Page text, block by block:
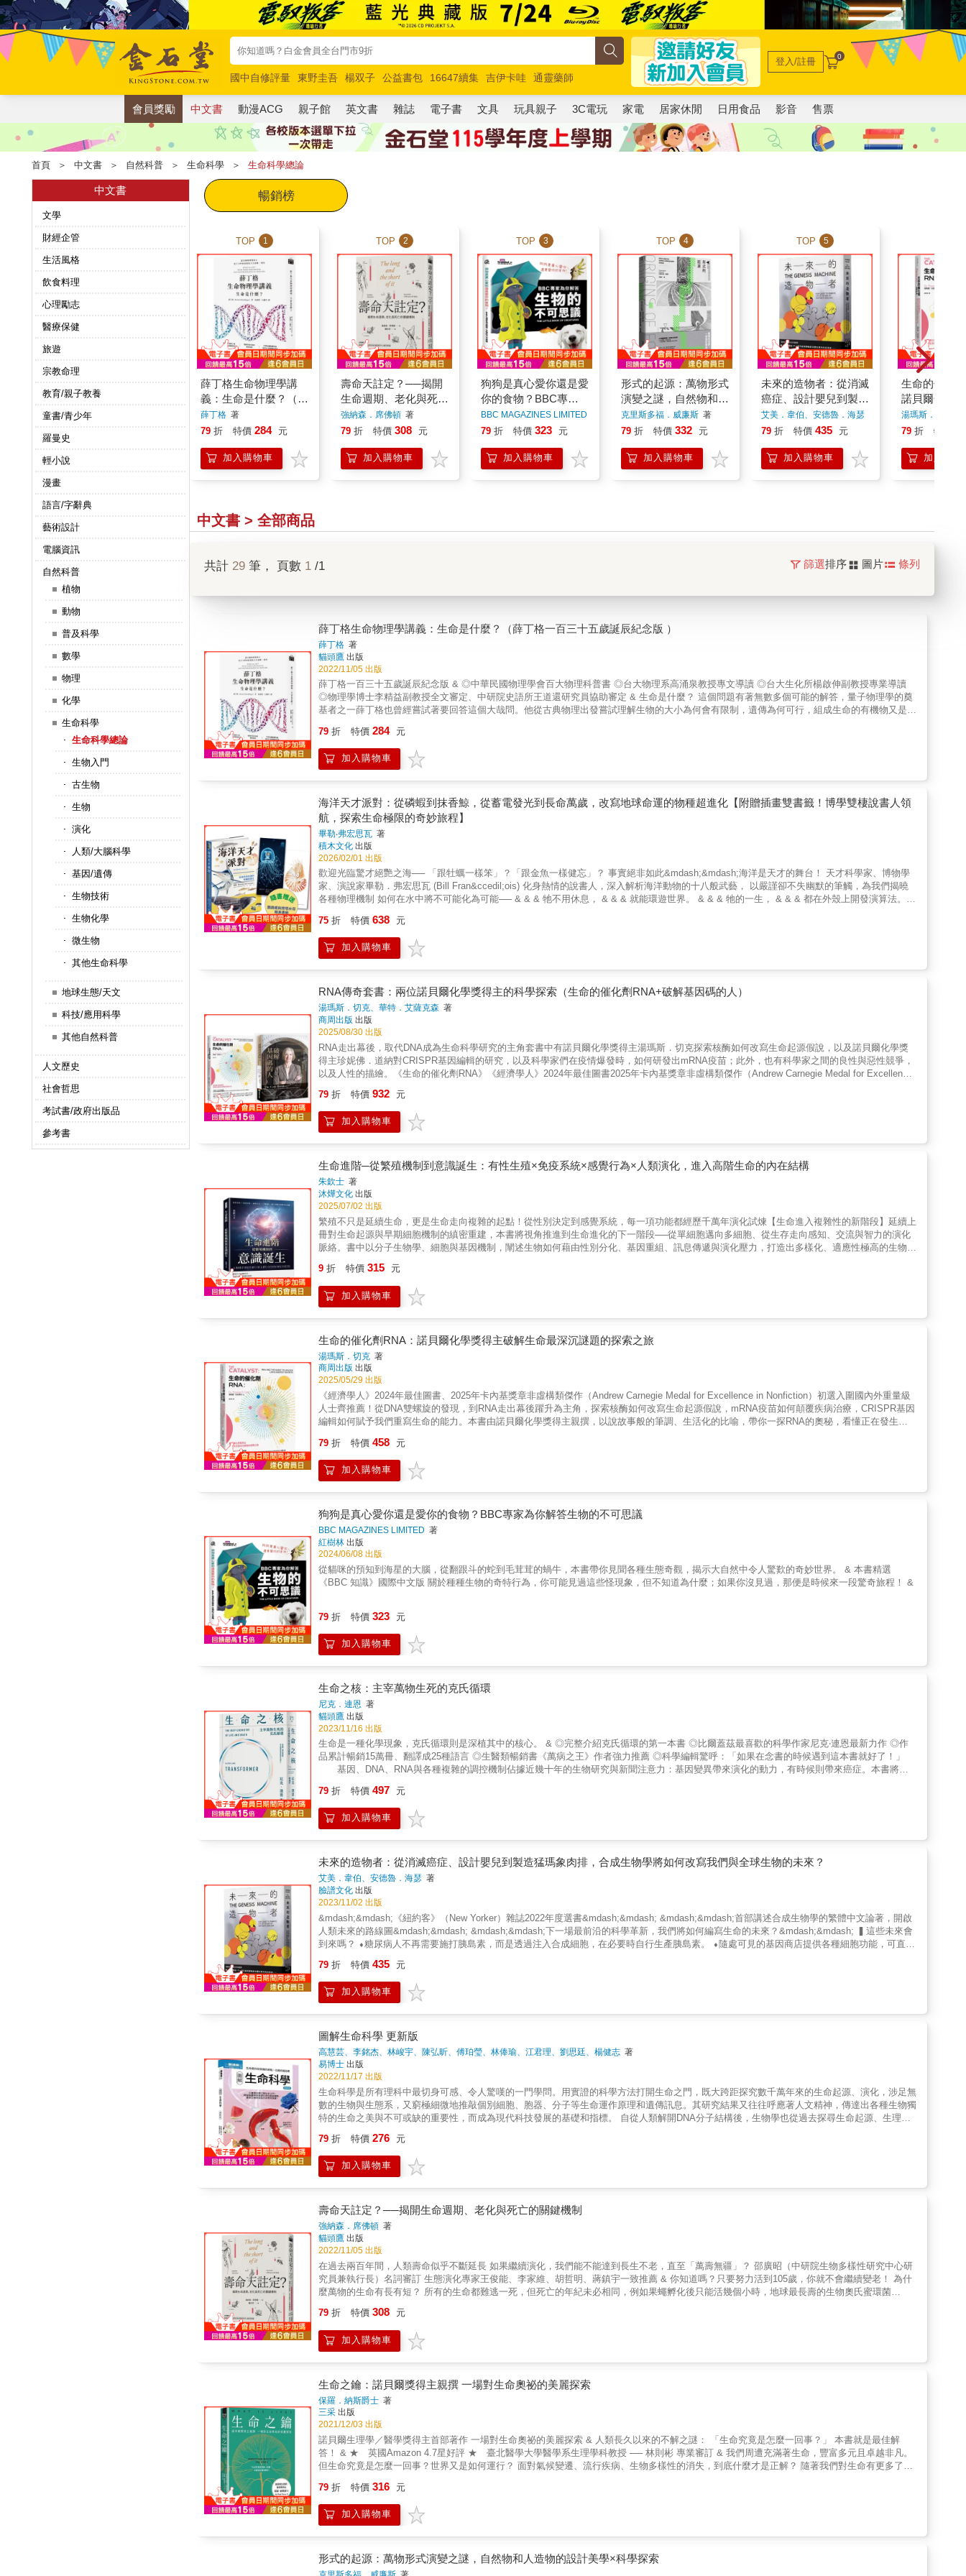
國中自修評量 東野圭吾 楊双子 公益書包 16647續集 吉伊卡哇
通靈藥師
唯紅花綻放
奧德賽 路邊攤新作 馬斯克 玩具總動員5 超慢跑
登入/註冊 0
會員獎勵 中文書 動漫ACG 親子館 英文書 雜誌 電子書 文具 玩具親子 3C電玩 家電 居家休閒 日用食品 影音 售票
首頁 ＞ 中文書 ＞ 自然科普 ＞ 生命科學 ＞ 生命科學總論
中文書
文學
財經企管
生活風格
飲食料理
心理勵志
醫療保健
旅遊
宗教命理
教育/親子教養
童書/青少年
羅曼史
輕小說
漫畫
語言/字辭典
藝術設計
電腦資訊
自然科普
植物
動物
普及科學
數學
物理
化學
生命科學
生命科學總論
生物入門
古生物
生物
演化
人類/大腦科學
基因/遺傳
生物技術
生物化學
微生物
其他生命科學
地球生態/天文
科技/應用科學
其他自然科普
人文歷史
社會哲思
考試書/政府出版品
參考書
暢銷榜
TOP 1
薛丁格生命物理學講
義：生命是什麼？（薛
丁格一百三十五歲誕辰
紀念版 ）
薛丁格著
79 折 特價 284 元
加入購物車
TOP 2
壽命天註定？──揭開
生命週期、老化與死亡
的關鍵機制
強納森．席佛頓著
79 折 特價 308 元
加入購物車
TOP 3
狗狗是真心愛你還是愛
你的食物？BBC專家
為你解答生物的不可思
議
BBC MAGAZINES LIMITED
著
79 折 特價 323 元
加入購物車
TOP 4
形式的起源：萬物形式
演變之謎，自然物和人
造物的設計美學×科學
探索
克里斯多福．威廉斯著
79 折 特價 332 元
加入購物車
TOP 5
未來的造物者：從消滅
癌症、設計嬰兒到製造
猛瑪象肉排，合成生物
學將如何改寫我們與全
艾美．韋伯、安德魯．海瑟
著
79 折 特價 435 元
加入購物車
生命的催化
諾貝爾化學
生命最深沉
之旅
湯瑪斯．切克
79 折 特價
加入購物
中文書 > 全部商品
共計 29 筆， 頁數 1 /1 篩選排序 圖片 條列
薛丁格生命物理學講義：生命是什麼？（薛丁格一百三十五歲誕辰紀念版 ）
薛丁格 著
貓頭鷹 出版
2022/11/05 出版
薛丁格一百三十五歲誕辰紀念版 & ◎中華民國物理學會百大物理科普書 ◎台大物理系高涌泉教授專文導讀 ◎台大生化所楊啟伸副教授專業導讀
◎物理學博士李精益副教授全文審定、中研院史語所王道還研究員協助審定 & 生命是什麼？ 這個問題有著無數多個可能的解答，量子物理學的奠
基者之一薛丁格也曾經嘗試著要回答這個大哉問。他從古典物理出發嘗試理解生物的大小為何會有限制，遺傳為何可行，組成生命的有機物又是如
DNA結構立下了重要的理論基礎。本書也收錄薛丁格在理解生命時做的另一個嘗試：用科學理解意識是什麼。本書最後是薛丁格於生命尾聲寫下
的一篇自傳，整理了他三十餘年的科學生涯與成長期間受到的深層影響，是了解這位物理學大師的起點。 & 從現代的角度看薛丁格 薛丁格精準預
測遺傳分子的運作過程，在分子生物學、甚至化學對鍵結的了解尚未確立時就導出量子物理現像之於生物化學結構的重要性。這些結果深刻地影響
最詳實明確的理解。此外，台大生化所楊啟伸副教授以及台大物理系高涌泉教授皆特別撰寫專文導讀，充分闡述薛丁格的思想梗概，使讀者更能清
楚掌握本書脈絡。 &
79 折 特價 284 元
加入購物車
海洋天才派對：從磷蝦到抹香鯨，從蓄電發光到長命萬歲，改寫地球命運的物種超進化【附贈插畫雙書籤！博學雙棲說書人領
航，探索生命極限的奇妙旅程】
畢勒‧弗宏思瓦 著
積木文化 出版
2026/02/01 出版
歡迎光臨驚才絕艷之海── 「跟牡蠣一樣笨」？「跟金魚一樣健忘」？ 事實絕非如此&mdash;&mdash;海洋是天才的舞台！ 天才科學家、博物學
家、演說家畢勒．弗宏思瓦 (Bill Fran&ccedil;ois) 化身熱情的說書人，深入解析海洋動物的十八般武藝， 以嚴謹卻不失幽默的筆觸，為我們揭曉
各種物理機制 如何在水中將不可能化為可能── & & & 牠不用休息， & & & 就能環遊世界。 & & & 牠的一生， & & & 都在外殼上開發演算法。 &
朽。 & & & 「本書是一部驚奇之作。人類及其毀滅性的瘋狂舉動，使其他物種面臨生存危機，而本書則在此時引領讀者，學習如何看見周遭生命
的特異才能與驚人之美。」──克萊兒．露芙安（Claire Nouvian）（法國環保活動家、記者、電視製片人、電影導演） 【本書特色】 ◆跟著暢銷
作家探索多種海洋生物的看家本領，讚頌大自然的生命奇蹟。 ◆圖文並茂，插畫精美，沉浸於欣賞精彩絕倫的大海才藝秀。 ◆充滿熱情的敘述，
& & 蓄電的電鱝、 & & & 存活超過一萬年的海綿&hellip;&hellip; & & & 對於懂得觀察牠們的人來說，一些魚類、軟體動物和貝類都可以成為地球
未來的工程師、航海家、繪畫高手和醫生。 & & & 「科學就如同海洋，持續浮現嶄新的事物。就在自覺理解世界全貌的時刻，一片意想不到的
鰭、一抹預料之外的倒影，卻突然顯現&mdash;這正是未知世界的魅力所在。」──後記 【驚艷推薦】 Spark 趙健舜（「潛進台灣」、
「BlueTrend藍色脈動」網站創辦人） 林子皓（中央研究院生物多樣性研究中心副研究員） 張東君（科普作家） 陳天任（國立臺灣海洋大學海洋
生物研究所教授） 曾文宣（《泛科學》《國語日報》專欄作家，高中生物科教師） & & & 「有些書，光是圖片就非常值得閱讀。而當她又具有知
識性（或文學性）的時候，就是絕對需要收藏、珍藏的重點書了。 法國的海洋研究者、雅克&middot;庫斯托(Jacques Cousteau)船長的裝備一直
都是我從小聽、看到大，覺得很羨慕的。這本書中將各種海洋與生物的知識化成易懂、閒聊時的主題，再逐漸融入生活成為常識的手法更是了不
起。 我們常看見台灣，從圍繞著台灣的海洋認識起，不是更有『深度』嗎？」──張東君 & 【魚兒天生會游泳？】 & & & 游泳對於小型魚類而
言，有可能是伴隨一生的挑戰&mdash;&mdash;隨著體型成長，魚類必須持續學習游泳的方式，每個階段有所不同。大多數魚類都是由極其微小的
必須設法在水分子之中，開闢出一條生路，水的黏稠程度就好比人類在蜂蜜中游泳一樣吃力。由於只能緩慢移動，幼體的外表渾圓、布滿鋸齒與棘
刺，頭部巨大。翻車魚的幼體看起來就像是一顆小太陽，外圍兜著一圈三角形的光芒。 【魚寶寶的社群網路】 & & & 汪洋中的稚魚，怎樣熟練地
返回千里之外的出生地？體型這麼小，如何確保不會隨波逐流？原來幼體配備了一套強大的演算法，比人類汽車上的電腦的性能還要良好，讓牠們
隨時調整游泳的方向，並配合洋流，逐漸靠近目的地。而且在海洋中，許多動物在產卵後就任其漂流，藉由幼體的擴散，整個海洋得以相互連結，
宛如龐大的網路，沿岸的棲息地也因此能彼此溝通交流。 【沙丁魚決戰鮪魚】 & & & 一群小魚在面對攻擊者時，很少直接反擊。魚群往往會在水
中排列出各種複雜的圖形來干擾敵人，混淆視聽，甚至將掠食者包圍在一個移動的氣泡中，使其迷失方向。然而，鮪魚還留了一手。牠很清楚，魚
群的力量來源，同時也是其弱點所在。大量個體聚集在一起，就像名副其實的「擠沙丁魚」。鮪魚巧妙利用了這一點，在身上點綴了眩目的「電光
藍」條紋，這種顏色會讓沙丁魚更加害怕，靠得更緊，掠食者就只需要衝向擠成一團的魚群就可以了。 【誰是潛水冠軍？】 & & & 海洋哺乳動物
在潛水前不會吸氣，而是盡可能將肺中的空氣排出？原來，如果想潛得非常深，把空氣儲存在肺部並不是個好策略。 & & & 抹香鯨是潛水高手，
最深可達兩千多公尺，但鯨豚類的肺部其實非常小，因為功能並非儲存空氣，若對比其體型，鯨豚肺部所佔的體積，大約只有人類的三分之一！ &
& & 但原來，抹香鯨也不是潛水冠軍。 【小蝦米養活大海】 & & & 磷蝦之於海洋，就如同小麥之於麵包店一樣重要。從巨大的鯨魚到小小的鯖
魚，連同企鵝、海豚、信天翁等數不清的物種，都仰賴磷蝦生存。 & & & 但這不起眼的小蝦米不僅僅是海洋食物鏈的支柱，牠們甚至能影響氣
候。 【越界之徒鮭魚】 & & & 鹽可以分隔魚類，也可以分隔法國人。大家都知道法國人選擇奶油時，分為無鹽及有鹽兩派，各有擁護者。在魚類
的世界中，也有同樣的區隔&mdash;&mdash;淡水魚在海中無法存活太久，而淡水對鹹水魚而言也同等致命。這是因為有一項嚴格的定理，也就是
「滲透作用」，支配著水中所有的生命。 & & & 海裡的魚類需要不停地喝水，而淡水魚則必須不停地排尿&hellip;&hellip;因此就不難理解魚類為何
系，卻罕為人知。 & & & 地球上約有一千萬多種昆蟲，但只有海黽定居在大洋環境。這些水黽不會沉沒，甚至不會被海水弄濕。牠們利用水面本
身的作用力&mdash;&mdash;表面張力，達成媲美耶穌所行的奇事。但從出生那刻起，牠就付出了代價，註定終其一生在水面上行走。 & & & 牠
可以產卵在各種漂浮物之上，隨著海洋塑膠廢料密度漸增，海黽更有了取之不盡的育幼所。 【飛魚與鰹鳥，平行世界穿越者的海空大戰】 & & &
飛魚有個弱點，就是相當美味。鮪魚、鯨魚、旗魚及鬼頭刀，都很樂意把飛魚當成大餐。這些掠食者，是地球上游速名列前茅的動物。飛魚在水中
永無寧日，只要有任何一絲疑慮，就會立即逃向另一個更安全的世界&mdash;&mdash;天空。 & & & 起飛對於飛機與飛魚而言，同樣都是關鍵時
刻。飛魚需要達到足夠的速度才能升空，但最重要的是必須突破水面。事實上，飛魚不僅要克服重力，還要突破液體的表面張力。 & & & 北方鰹
鳥會潛入水深約十五公尺處捕捉獵物，並在水中將其吞入腹中。鰹鳥撞擊海面時，所承受的衝擊力相當於二十三倍重力加速度，每次俯衝的角度只
要出現一點誤差，都可能致命。 & & & 鰹鳥與飛魚，是分屬兩個平行世界的穿越者。兩者相遇時，展開了一場大自然少見的海空戰。雙方各自發
揮看家本領，如同兩棲飛彈。一方是為了飽餐一頓，另一方則是想避免成為盤中飧。 【黑暗深海的光魔法】 & & & 在海中，「光」是珍貴的資
斗篷、3D 眼鏡與其他精彩的奇觀，在水中不過是稀鬆平常的技倆。 & & & 鮟鱇會在嘴前擺動發光的細絲，上當的魚類會誤以為發現獵物，但最後
迎來的卻只有鋒利的牙齒！某些蝦類會噴出發光的嘔吐物，把攻擊者搞得頭暈目眩，就如同章魚噴墨那樣，只不過是「明亮版」。介形蟲的本領更
是驚人&mdash;&mdash;這種身長僅數毫米的甲殼動物，會等到魚兒吞食，排出大量的發光分子，由於害怕引來更大型的掠食者，魚兒只能無奈地
吐出獵物。 【海底的24小時演唱會】 & & & 雖人們很少注意聽，海底世界其實充滿各種聲音。甚至比陸地還嘈雜許多 ！水的密度是空氣的八百
倍，所以傳播聲音的效果更好。如果將頭浸入水中，就能聽到環境中的聲音相當豐富，動物奏出樂音的方式五花八門，足以媲美最優秀的管弦樂
團。 & & & 出身法國海域的大西洋銀身䱛，也是音樂世家的成員之一，常發出巨響。所以阿卡雄灣的傳統漁法，是藉由「聽音」來捕魚。墨西哥
有一種石首魚。一到繁殖季節，發出的叫聲甚至能暫時震聾附近的鯨豚及海獅 ！ & & & 魚類是脊椎動物中的音樂高手，擁有最多不同的發聲機
制，不像鳥類及哺乳類只懂得震動聲帶。事實上，人類樂器使用的聲學技術，全部都可以在海洋生物身上找到。 【鯊魚除了是捕獵高手，也是海
洋電力專家？】 & & & 「側線」是鯊魚的第六種感官，多虧了它，鯊魚在黑暗中也能自如行動，幾乎能像白天一樣準確辨別方向。 & & & 鯊魚用
來偵測水流動向的神經丘，不僅沿著側線分布，還分布在頭部及身體各處，使這種感官精準得令人難以想像。我們憑著眼睛或耳朵，就能體驗 3D
種感官，其中包括感知電壓！但這感官到底有什麼用處？ 【一百歲只是童年！長壽冠軍是誰？】 & & & 兩百歲的鯨魚，若跟來自極寒之地的「小
頭睡鯊」相比，簡直是小巫見大巫。小頭睡鯊兩百歲時，不過才剛要進入亞成魚階段 ！如果説弓頭鯨見證了《白鯨記》的寫作，那麼小頭睡鯊甚
至活過維京人稱霸海洋的年代。一百歲的時候只是童年。 & & & 然而， 動物壽命最高記錄保持者，既非能返老還童的螯龍蝦，亦非活了一萬七千
年的玻璃海綿。真正永載史冊的，是燈塔水母，因為燈塔水母根本不會死。
75 折 特價 638 元
加入購物車
RNA傳奇套書：兩位諾貝爾化學獎得主的科學探索（生命的催化劑RNA+破解基因碼的人）
湯瑪斯．切克、華特．艾薩克森 著
商周出版 出版
2025/08/30 出版
RNA走出幕後，取代DNA成為生命科學研究的主角套書中有諾貝爾化學獎得主湯瑪斯．切克探索核酶如何改寫生命起源假說，以及諾貝爾化學獎
得主珍妮佛．道納對CRISPR基因編輯的研究，以及科學家們在疫情爆發時，如何研發出mRNA疫苗；此外，也有科學家之間的良性與惡性競爭，
以及人性的描繪。《生命的催化劑RNA》《經濟學人》2024年最佳圖書2025年卡內基獎章非虛構類傑作（Andrew Carnegie Medal for Excellence
諾貝爾化學獎得主親撰，以說故事般的筆調、生活化的比喻，帶你一探RNA的奧秘，看懂正在發生的生物科技變革！曾經有超過半個世紀的時
間，被視為「生命奧秘所在」的DNA主宰著科學界與大眾的想像，DNA儼然成為解開「生命如何開始？是什麼造就了人類？為何人類會生病、衰
老？」等問題的金鑰。然而，過去數十年間，一場革命已悄然上演。在一連串令人讚嘆的發現中，生物化學家湯瑪斯．切克與一群來自不同領域的
中，你將一覽RNA研究的菁華發展：從早期暗示RNA具有非凡力量的實驗，到切克發現RNA能夠催化細胞反應的典範轉移研究，再到即將重塑人
類生命的尖端生物科技。我們將發現，RNA不僅負責啟動生命的時鐘，也會藉由病毒性疾病與癌症來縮短人類的壽命；我們也會看到RNA與老化
的關聯，並探索青春之泉「端粒酶」的黑暗面。此外，我們也得以一窺RNA主導的療法所帶來的驚人前景，如利用RNA重寫生命密碼的革命性工
具CRISPR，在疫情中拯救數百萬人性命的mRNA疫苗，以及更多其他應用，它們將可能改善甚至延長我們的生命，突破自然設定的界限。由當代
重量級科學家所撰寫的《生命的催化劑RNA》，是一本了解當今與未來生物學與醫學的必讀指南。※好評推薦我樂意推薦此書，因為切克博士這本
書是生命科學領域近幾世紀來最重要的科普著作！──國立陽明交通大學終身講座教授／中央研究院院士 吳妍華本書作者湯瑪斯．切克和我曾在
加州大學柏克萊分校化學系的同一間實驗室，同時攻讀博士學位，他那時即已顯露出對實驗過程的熱忱及對實驗結果的認真思考能力。在這本深入
淺出，介紹RNA研究的過去歷史、目前狀況，以及將來生醫重要性的科普書中，我覺得最有趣的就是，作者如何對一個當時幾乎無人可以接受的
重大發現鍥而不捨，並建立了RNA在生物演化和基礎生物學上的嶄新角色。我很榮幸並毫無保留地，推薦此書給所有在台灣生物科學領域做研究
中央研究院院士 姚孟肇《生命的催化劑RNA》這本由諾貝爾化學獎得主湯瑪斯．切克博士親筆撰寫的科學探索之作，以深入淺出的方式，引領
讀者認識RNA分子在生命中扮演的關鍵角色，開啟一段探索生命起源與運作奧秘的知識旅程。透過本書，我們得以一窺生命最深層的密碼，並激
發對生命本質與未來的深層思索與無限想像。《生命的催化劑RNA》不僅是一場精彩的科學之旅，更是一扇啟迪生命奧秘的智慧之窗，誠摯推薦
物，更是一盞鼓舞科學後進的明燈，無論是研究人員、醫療從業者，還是對生命奧秘感到好奇的讀者，都值得打開本書，看見RNA的靈活與創造
力，以及一位成功的研究者如何在失敗與意外中一步步地改寫歷史。──國立臺灣大學醫學院微生物科學研究所助理教授 曾紀綱切克博士讓我們
看見科學不只是冷硬知識的堆砌，而是科學家懷著強烈的好奇心和無限的熱情去探索未知，最後在嚴謹的研究背後看見生命的微妙與壯麗。──中
央研究院生物醫學研究所特聘研究員 譚婉玉諾貝爾獎得主湯瑪斯．切克以一個兼具啟發性與吸引力的故事，帶領我們進入RNA的世界。對形塑
生命以及驅動科學與醫學未來的分子感興趣的讀者，必然不能錯過本書。——2020年諾貝爾化學獎得主／CRISPR基因編輯技術共同發明者與創新
基因體研究所創辦人 珍妮佛．道納（Jennifer Doudna）本書帶領我們了解到，在RNA崛起成為本世紀分子的背後，有著許多令人難以置信卻真
實發生過的故事。切克運用創意的比喻，生動描寫出科學與科學家的故事。——2009年諾貝爾生醫獎得主／加州大學聖塔克魯斯分校分子、細胞
與治療疾病上也益發有用。這本由世界頂尖RNA專家所寫的絕妙著作，是任何對生物與醫療科學感興趣的讀者必讀之作。——2001年諾貝爾生醫
獎得主／《生命之鑰》（What Is Life?: Understand Biology in Five Steps）作者 保羅．納斯（Paul Nurse）湯瑪斯．切克這位全球頂尖分子生
物學家為RNA譜出了一首愛之曲。在本書中，他揭開了RNA可以做到但與RNA相關且名聲更響的DNA卻做不到之事。RNA以英雄之姿現身，讀者
的專業領域，以說故事的方式，層層揭示RNA在細胞內的各項功能發現，從淺入深，循序漸進地為讀者鋪陳RNA研究的全貌。唯有切克教授能以
如此獨特而動人的敘述方式，傳達出研究RNA所帶來的興奮與無限期待。──美國加州大學舊金山分校醫學系副教授 黃威龍湯瑪斯．切克帶領我
們進入所謂的RNA時代。當其他人專注於DNA時，切克則在探究當時較不為人知、但能夠創造生命物質的奇妙RNA分子，這種分子同時也是生命
起源的關鍵。本書生動描寫了RNA的奇蹟以及形塑了我們的未來的發現，包括了疫苗與基因編輯工具等等。我很高興切克寫了這本書。——《紐
約時報》王牌銷暢作家 華特．艾薩克森（Walter Isaacson），著有《達文西傳》與《破解基因碼的人》（繁中版皆為商周出版）《破解基因碼
的人》一出版就空降《紐約時報》暢銷排行榜第1名亞馬遜書店2021年3月選書亞馬遜書店四千多則評價，平均4.7 顆星Goodreads七千多則讀者評
價，平均4.4顆星。《賈伯斯傳》、《達文西傳》作者華特．艾薩克森作品2020年諾貝爾化學獎得主珍妮佛．道納傳記，她的研究足以改變人類歷
「CRISPR-Cas9」的基因剪刀，能極其精準的改變動植物和微生物的DNA而獲得諾貝爾化學獎。諾貝爾化學獎至今共有183位得主，但僅有5位女
天放學回家時，發現父親在她床上放了一本書名為《雙螺旋》的平裝書。她把書往旁邊一擺，想著這大概又是一本自己熱愛的偵探小說。等到某個
下著雨的週六開始看這本書後，她知道，從某個角度來說，自己猜對了。隨著書頁的翻動，書中競相發現生命密碼競賽背後的高潮跌起劇情，讓道
納愈發入迷。後來就算她的高中輔導老師告訴她女孩子不會成為科學家，她依然決定朝著科學家之路勇往直前。想要瞭解大自然運作方式的渴望以
及希望把發現轉為發明的熱情，一路驅使道納向前走，並邁入了《雙螺旋》作者詹姆斯．華生所告訴她的，繼他與其他人共同發現DNA結構之後
的最重要生物學進程當中。她與合作者將自然界的一個奇特現象，改造成了一項可以改變人類的發明──可以編輯DNA的簡易工具。被眾人稱為
CRISPR的這項工具，開啟了一個帶來醫藥奇蹟的美麗新世界，但同時也引發了諸多道德問題。在CRISPR的研發過程中，道納與共同獲得諾貝爾
獎的夏彭蒂耶之間的友誼和競合關係、道納與其研究室夥伴的相互支持、道納與其他研究CRISPR科學家間的論文發表時間賽跑……，各種人性的
考驗與科學家間的良性與惡性競爭逐漸浮上檯面，也造成了日後的專利大戰、生技公司商業競爭、基因編輯寶寶的道德議題，這究竟是生物科學之
幸或不幸？協助發現了基因剪刀後，道納成了道德議題角力的主導人物之一，同時也在2020年與她的合作夥伴埃瑪紐埃爾．夏彭蒂耶共同榮獲諾
貝爾化學獎。新冠疫情蔓延全球，於是CRISPR被迅速轉為應用來抵禦病毒、研發疫苗，道納也肩負起領頭羊的責任，召集相關研究科學家，大家
摒棄成見，並肩合作，共享智慧財產權，一起為抗疫努力！珍妮佛．道納的故事有如一則扣人心弦的偵探故事，故事中有著從生命起源到人類物種
未來的最深奧自然驚奇。※好評推薦《破解基因碼的人》大部分的篇幅呈現了 CRISPR 基因編輯技術發展中，各個研究團隊既競爭又合作的面
向，從學術發表的期程、申請專利的競爭、第一個基因編輯人類胚胎的誕生、到冠狀病毒檢測，作者的生動筆觸牽引著我的每一個神經細胞，讓我
如同閱讀偵探小說般無法中斷。──臺大生命科學院副院長、生命科學系教授 丁照棣雖然過去已有許多關於CRISPR的報導和書籍，但都不及本
書作者 Walter Isaacson精彩的真實筆錄，完整描繪出雲霄飛車般的CRISPR 開發心路歷程。本書如同時光機一般，彷彿把我帶回到當年 Dr.
對於科學程序的捕捉，極其出色，連機率在其中所扮演的角色，都沒有錯過。實驗台上的辛苦工作、靈感的閃現，作為創意鍋釜的會議重要性、有
時候友善，有時候不太友善的競爭，以及共同的目標感，全都在他的敘述中躍然眼前。《破解基因碼的人》描述一支隨著時間的音樂翩然起跳的舞
蹈，自達爾文與孟德爾以降的所有科學程序，全都被編入舞步當中，而且絲毫不見舞終人散的跡象。」──《經濟學人》（The Economist）「一
部非同凡響的作品，探究我們時代最具開創性的生物科技之一，也深入瞭解協助了這項科技問世的創造者。這本極其出色的書，絕對是我們這個紀
元的必讀作品。」──《萬病之王》、《基因》作者、美國腫瘤科醫師、生物學家與作家辛達塔・穆克吉（Siddhartha Mukherjee）「艾薩克森以
他一貫明晰的散文風格，把一切都攤在大家眼前；整本書明快、令人信服，甚至有趣。閤上書時，我們對科學本身以及科學成果如何而來——包括
過程中出現的惡作劇，都會有更深刻的瞭解。」──《華盛頓郵報》（The Washington Post）「因為艾薩克森的生花妙筆，這個故事保證讓人手不
Reviews）（星級推薦）「在艾薩克森精彩的冒險故事中，看偉大的科學如何真正運作，看好奇與創意、發明與創新、執念與強烈的個人特質、競
工作，榮獲2020年諾貝爾化學獎。艾薩克森在這本她的傳記中，以生動的筆觸刻畫出了科學最令人振奮的一面……這就是一本敘述偉大科學進展
的書，也是一個描繪盡心盡力科學家如何瞭解這個偉大進展的故事，引人入勝。」──《出版者週刊》（Publishers Weekly）（星級推薦）
79 折 特價 932 元
加入購物車
生命進階─從繁殖機制到意識誕生：有性生殖×免疫系統×感覺行為×人類演化，進入高階生命的內在結構
朱欽士 著
沐燁文化 出版
2025/07/02 出版
繁殖不只是延續生命，更是生命走向複雜的起點！從性別決定到感覺系統，每一項功能都經歷千萬年演化試煉【生命進入複雜性的新階段】延續上
冊對生命起源與早期細胞機制的縝密重建，本書將視角推進到生命進化的下一階段──從單細胞邁向多細胞、從生存走向感知、交流與智力的演化
脈絡。書中以分子生物學、細胞與基因機制，闡述生物如何藉由性別分化、基因重組、訊息傳遞與演化壓力，打造出多樣化、適應性極高的生物體
新的軌跡。書中深入剖析減數分裂、有性生殖與配子形成的演化背景，並說明這些繁殖策略如何促進基因重組與多樣性，進而推動演化的加速與適
應。▎病毒、免疫與生物攻防病毒雖非生命體，卻以驚人方式參與了生命的演化！書中詳述病毒的演化歷程、複製策略與與宿主的對抗機制，並以
分子層級揭示免疫系統如何應對不斷變異的病毒威脅。從細菌的CRISPR防禦，到人類的抗體與T細胞反應，這是一場看不見的演化軍備競賽，也
言與思考的起點。人類，不再只是演化的結果，更是參與演化的一種方式。➔演化如何造就思考中的生命？除了生理結構與繁殖策略，本書也關注
生命內在層面的演化，如動物如何感知世界、如何透過神經系統整合訊息，進而產生意識與學習能力。從蠕蟲的簡單神經迴路，到哺乳動物的高度
感知與智慧反應，作者帶領讀者走入神經演化與行為科學的前線，思考什麼讓我們成為「能思考的生命體」。本書特色：本書為《生命簡史──起
源》下冊，深入剖析繁殖、病毒、協同與防禦等核心議題，揭示從性別決定機制、減數分裂、性演化到動植物的免疫系統，如何形成高度精密的生
命秩序。書中結合神經科學、生理學與演化生物學，探討人類意識、行為與智力的形成，勾勒出從基因到大腦、從單細胞到文明之間錯綜複雜的生
命邏輯。
9 折 特價 315 元
加入購物車
生命的催化劑RNA：諾貝爾化學獎得主破解生命最深沉謎題的探索之旅
湯瑪斯．切克 著
商周出版 出版
2025/05/29 出版
《經濟學人》2024年最佳圖書、2025年卡內基獎章非虛構類傑作（Andrew Carnegie Medal for Excellence in Nonfiction）初選入圍國內外重量級
人士齊推薦！從DNA雙螺旋的發現，到RNA走出幕後躍升為主角，探索核酶如何改寫生命起源假說，mRNA疫苗如何顛覆疾病治療，CRISPR基因
編輯如何賦予我們重寫生命的能力。本書由諾貝爾化學獎得主親撰，以說故事般的筆調、生活化的比喻，帶你一探RNA的奧秘，看懂正在發生的
講座教授／中央研究院院士 沈哲鯤中央研究院院士 姚孟肇國立陽明交通大學生化暨分子生物研究所助理教授 張崇德國立臺灣大學醫學院微生
物科學研究所助理教授 曾紀綱美國加州大學舊金山分校醫學系副教授 黃威龍中央研究院生物醫學研究所特聘研究員 譚婉玉――重磅推薦（依
姓名筆畫序）曾經有超過半個世紀的時間，被視為「生命奧秘所在」的DNA主宰著科學界與大眾的想像，DNA儼然成為解開「生命如何開始？是
秘的核心。在《生命的催化劑RNA》一書中，切克整合眾多科學家的研究成果，證明RNA才是真正理解地球生命的關鍵，其不僅可能主宰了生命
的起源，也影響著我們的未來。在這場扣人心弦的發現之旅中，你將一覽RNA研究的菁華發展：從早期暗示RNA具有非凡力量的實驗，到切克發
現RNA能夠催化細胞反應的典範轉移研究，再到即將重塑人類生命的尖端生物科技。我們將發現，RNA不僅負責啟動生命的時鐘，也會藉由病毒
性疾病與癌症來縮短人類的壽命；我們也會看到RNA與老化的關聯，並探索青春之泉「端粒酶」的黑暗面。此外，我們也得以一窺RNA主導的療
法所帶來的驚人前景，如利用RNA重寫生命密碼的革命性工具CRISPR，在疫情中拯救數百萬人性命的mRNA疫苗，以及更多其他應用，它們將可
能改善甚至延長我們的生命，突破自然設定的界限。由當代重量級科學家所撰寫的《生命的催化劑RNA》，是一本了解當今與未來生物學與醫學
的必讀指南。國內好評（依姓氏筆畫序）：我樂意推薦此書，因為切克博士這本書是生命科學領域近幾世紀來最重要的科普著作！──國立陽明交
得最有趣的就是，作者如何對一個當時幾乎無人可以接受的重大發現鍥而不捨，並建立了RNA在生物演化和基礎生物學上的嶄新角色。──臺北醫
《生命的催化劑RNA》這本由諾貝爾化學獎得主湯瑪斯．切克博士親筆撰寫的科學探索之作，以深入淺出的方式，引領讀者認識RNA分子在生命
中扮演的關鍵角色，開啟一段探索生命起源與運作奧秘的知識旅程。──國立陽明交通大學生化暨分子生物研究所助理教授 張崇德《生命的催化
劑RNA》不只是一本科學歷史讀物，更是一盞鼓舞科學後進的明燈，無論是研究人員、醫療從業者，還是對生命奧秘感到好奇的讀者，都值得打
開本書，看見RNA的靈活與創造力，以及一位成功的研究者如何在失敗與意外中一步步地改寫歷史。──國立臺灣大學醫學院微生物科學研究所助
理教授 曾紀綱切克博士讓我們看見科學不只是冷硬知識的堆砌，而是科學家懷著強烈的好奇心和無限的熱情去探索未知，最後在嚴謹的研究背後
看見生命的微妙與壯麗。──中央研究院生物醫學研究所特聘研究員 譚婉玉國外好評：諾貝爾獎得主湯瑪斯．切克以一個兼具啟發性與吸引力的
故事，帶領我們進入RNA的世界。對形塑生命以及驅動科學與醫學未來的分子感興趣的讀者，必然不能錯過本書。——2020年諾貝爾化學獎得主
／CRISPR基因編輯技術共同發明者與創新基因體研究所創辦人 珍妮佛．道納（Jennifer Doudna）本書帶領我們了解到，在RNA崛起成為本世
紀分子的背後，有著許多令人難以置信卻真實發生過的故事。切克運用創意的比喻，生動描寫出科學與科學家的故事。——2009年諾貝爾生醫獎
得主／加州大學聖塔克魯斯分校分子、細胞與發育生物學特聘教授 卡羅．格萊德（Carol Greider）RNA是神秘的生命魔法分子，是活體細胞運作
的核心，它有助於思考生命的起源，在預防與治療疾病上也益發有用。這本由世界頂尖RNA專家所寫的絕妙著作，是任何對生物與醫療科學感興
趣的讀者必讀之作。——2001年諾貝爾生醫獎得主／《生命之鑰》（What Is Life?: Understand Biology in Five Steps）作者 保羅．納斯（Paul
Nurse）湯瑪斯．切克這位全球頂尖分子生物學家為RNA譜出了一首愛之曲。在本書中，他揭開了RNA可以做到但與RNA相關且名聲更響的DNA卻
做不到之事。RNA以英雄之姿現身，讀者將深陷其魅力之中。——1989年諾貝爾生醫獎得主／美國國家衛生研究院前院長 哈羅德．瓦慕斯
（Harold Varmus）這是一本深入探RNA多重功能的著作，內容引人入勝，發人深省。我們當今仍身處於RNA的時代，並持續探索其多樣化的應用
醫學系副教授 黃威龍湯瑪斯．切克帶領我們進入所謂的RNA時代。當其他人專注於DNA時，切克則在探究當時較不為人知、但能夠創造生命物
質的奇妙RNA分子，這種分子同時也是生命起源的關鍵。本書生動描寫了RNA的奇蹟以及形塑了我們的未來的發現，包括了疫苗與基因編輯工具
等等。我很高興切克寫了這本書。——《紐約時報》王牌銷暢作家 華特．艾薩克森（Walter Isaacson），著有《達文西傳》與《破解基因碼的
人》（繁中版皆為商周出版）這本書精彩講述了引領關鍵RNA疫苗技術發展與其他重要醫學突破的科學歷程。讀完這本極佳著作，可以讓讀者的
知識更為豐富，更有能力做出自己的健康決策。——默克藥廠退休總裁 肯尼斯．弗雷澤（Kenneth Frazier）一系列打破RNA教條並贏得諾貝爾
獎的發現，讓我們對生命如何運作的理解全面改觀，也催生了能夠拯救生命的精良技術。湯瑪斯．切克這位傑出先驅者所撰寫的《生命的催化劑
RNA》一書，精彩描述了在生物學與醫學上的RNA革命。——《生命的法則》（The Serengeti Rules）作者 西恩．卡羅爾（Sean B. Carroll）生
動有趣……（在本書中，）RNA的謀略顯然就是讓我們成為人類的核心特質。我們似乎正處於生物學概念啟蒙運動，也就是切克先生所稱的
「RNA時代」開端。生物學會不斷變化。——《華爾街日報》 阿德里安．沃爾夫森（Adrian Woolfson）切克將其職業生涯的大部分時間投注於
同樣深具吸引力。——《自然》期刊 約翰．馬蒂克（John Mattick）《生命的催化劑RNA》讀來令人愉悅，出自一位既令人喜愛又具權威的作家
之手。——《新科學人》 湯姆．萊斯利（Tom Leslie）《生命的催化劑RNA》捕捉了關於生命起源種種問題所蘊含的熱情，以及我們從探索中可
學到的知識……作者以審慎的文筆道出RNA在生物世界中的核心地位。——《Undark》雜誌 C．布蘭登．奧格布努（C. Brandon Ogbunu）這是
一本內容極為豐富的著作……（切克）以輕鬆而迷人的筆觸寫作，並巧妙優雅地運用比喻加以說明。——《泰晤士文學增刊》（The TLS） 妮
莎．凱瑞（Nessa Carey）一般人只有在聽到關於COVID mRNA疫苗與CRISPR治療的創新介紹時，才會意識到RNA。根據諾貝爾得主湯瑪．切克
所言，RNA是長期被具有華麗雙螺旋的DNA所排擠的兄弟。感謝切克與其他人的努力，讓我們得以清楚看見RNA影響老化與催化生物反應的力
量。——文學網路媒體（Literary Hub）切克是一位思路清晰的散文作家。他生動傳遞了他與同事揭開RNA奧秘時的興奮之情……（本書是）專家
對生物學最熱門議題所做的最新現況報導。——《科克斯書評》（Kirkus）切克以這本引人入勝的入門讀物，首次將RNA的重大能力搬上檯面……
感謝書中簡單易懂的比喻，讓其中的生物學論述變得清楚明瞭……令人著迷。——《出版者周刊》（Publishers Weekly）星級評論
79 折 特價 458 元
加入購物車
狗狗是真心愛你還是愛你的食物？BBC專家為你解答生物的不可思議
BBC MAGAZINES LIMITED 著
紅樹林 出版
2024/06/08 出版
從貓咪的預知到海星的大腦，從翻跟斗的蛇到毛茸茸的蝸牛，本書帶你見聞各種生態奇觀，揭示大自然中令人驚歎的奇妙世界。 & 本書精選
《BBC 知識》國際中文版 關於種種生物的奇特行為，你可能見過這些怪現象，但不知道為什麼；如果你沒見過，那便是時候來一段驚奇旅程！ &
79 折 特價 323 元
加入購物車
生命之核：主宰萬物生死的克氏循環
尼克．連恩 著
貓頭鷹 出版
2023/11/16 出版
生命是一種化學現象，克氏循環則是深植其中的核心。 & ◎完整介紹克氏循環的第一本書 ◎比爾蓋茲最喜歡的科學作家尼克‧連恩最新力作 ◎作
品累計暢銷15萬冊、翻譯成25種語言 ◎生醫類暢銷書《萬病之王》作者強力推薦 ◎科學編輯驚呼：「如果在念書的時候遇到這本書就好了！」
基因、DNA、RNA與各種複雜的調控機制佔據近幾十年的生物研究與新聞注意力：基因變異帶來演化的動力，有時候則帶來癌症。本書將說
心，統合了能量流動與醣類、脂質、蛋白質的代謝，將沒有生命的化學物質轉化為生命所需的能量與基礎。生命的誕生、老化與癌症的出現都離不
開克氏循環與它帶來的能量轉換，但問世八十多年來，我們仍然未能掌握克氏循環的全貌。 & 比基因變異更為深層的演化動力 本書作者身處研究
現場，細細講述克氏循環以及更原始的「反向克氏循環」──帶領讀者一步步理解克氏循環如何傳遞能量、組合拆解生命所需的一切物質。作者更
研究的多元面貌，更揭示克氏循環串起第一隻光合作用細菌和你我身上各種各樣的特化細胞，至今仍能端坐生命核心的真相。 & 重點推薦 從我首
次接觸尼克．連恩作品的那一刻起，他對「生命」這個大哉問及生命組成的種種探討形塑了我對生命起源、老化與疾病等議題的理解與思考。他是
我最喜歡的科學作家之一。 &mdash;&mdash;比爾‧蓋茲 & 這書一翻開就停不下來。從能量流到今日對癌症治療的最新觀念，作者帶我們走了一趟
化學奇幻旅程。連恩闡述洞見，讓我們一探科學家（包括連恩本人）如何重新思考能量與生命體。 &mdash;&mdash;辛達塔．穆克吉（《萬病之
王》作者） & 這本迷人到不行的書讓我這個醉心天文的人把焦點重新放回腳下這顆星球、以及攸關生命的基本化學反應。這書既是科學冒險故
事、也用一種前所未見的方式探索並理解地球生命，指引我們尋找生命以外的意義。 &mdash;&mdash;約翰‧格倫斯菲爾德（NASA前首席科學家
暨太空人） &
79 折 特價 497 元
加入購物車
未來的造物者：從消滅癌症、設計嬰兒到製造猛瑪象肉排，合成生物學將如何改寫我們與全球生物的未來？
艾美．韋伯、安德魯．海瑟 著
臉譜文化 出版
2023/11/02 出版
&mdash;&mdash;《紐約客》（New Yorker）雜誌2022年度選書&mdash;&mdash; &mdash;&mdash;首部講述合成生物學的繁體中文論著，開啟
人類未來的路線圖&mdash;&mdash; &mdash;&mdash;下一場最前沿的科學革新，我們將如何編寫生命的未來？&mdash;&mdash; ▍這些未來會
到來嗎？ ⬧糖尿病人不再需要施打胰島素，而是透過注入合成細胞，在必要時自行生產胰島素。 ⬧隨處可見的基因商店提供各種細胞功能，可直接
織，製造出各種風味和質地的美味肉排。 ⬧解決迫在眉睫的氣候危機，並重新添增地球的生物多樣性，為我們的後代創造更美好的世界。 這些對
於未來的想像，究竟是虛無縹緲的科幻狂想，還是近在明天的科學革新？ ▍進入細胞，編寫更好的生物密碼 一九七八年，基因泰克公司
（Genetech）透過DNA重組技術，將胰島素的DNA序列片段拼組起來後移植入細菌之中，成功生產人造胰島素，宣告了人類進入合成生物學
造生命的方法，改寫我們現實的規則。合成生物學會決定我們孕育未來世代、定義家庭、辨識疾病與治療老化的方式，左右我們選擇居住地點的考
慮因素，並影響我們攝取養分的方式。 再過不久，我們就會像設計迷你電腦一樣，設計編碼並生產出活生生的生物構造&mdash;&mdash;人類將
建造一臺創世機器。 ▍希望的火種，還是潘多拉的魔盒？ 在人造胰島素被發明的四十年後，中國科學家賀建奎走上香港大學人類基因組編輯研討
會的講臺上，宣布了一件驚駭世界的消息。他透過編輯人類胚胎的基因，讓一對能免疫HIV病毒的雙胞胎順利誕生。 全球各地的學者和政治人物，
群起譴責賀的研究，但重點是：沒有任何一條法規明言禁止研究者刻意改變人類胚胎。合成生物學和基因改造的倫理問題，再次被搬上檯面： 設
計活物的方法，該由誰來決定？ 基改生物能否栽植、養殖與野放，該由誰來決定？ 人類的改良，是否該設下限制？ 本書將探討合成生物學與生物
經濟的方方面面，包含科學、倫理，以及其在道德和宗教上的問題。藉由詳述合成生物學背後的歷史脈絡，以及對未來的大膽想像，幫助我們思考
重新設計生命所帶來機遇與希望，同時也警示其風險與道德難題。 ▍運轉不息的創世機器 ⬧如果能夠減緩氣候變遷，你願意吃實驗室培養肉品
嗎？ ⬧你會為是否要改寫未來孩子們的遺傳密碼，以及如何改寫而煩惱嗎？ ⬧甚至，假如你能重新編寫自己身體的編碼，你會做甚麼選擇呢？ 無
下來的日子中，我們將會一次又一次面臨人類有史以來最難解、最亙古永恆的問題&mdash;&mdash; 生命是什麼？ 【各界好評】 「一部關於生物
科技的現在與未來，令人眼前一亮的調查。」 &mdash;&mdash;《自然》（Nature）雜誌 「探索合成生物學機遇與風險的一份路線圖。」
&mdash;&mdash;《紐約客》（New Yorker）雜誌 「一本值得令人深思的合成生物學導論。這是一門令人又驚又畏的科學，究竟是誰在掌控一
切，我們有煞車可踩嗎？」 &mdash;&mdash;《書單》（Booklist）雜誌 「一部深入但容易理解的著作&hellip;&hellip;對於不久的將來提出了很多
讀者可能未曾思考過&mdash;&mdash;但值得深思&mdash;&mdash;的新觀點。」 &mdash;&mdash;《科克斯書評》（Kirkus） 「《未來的造物
者》是兩位深有遠見的作者合力撰寫的精采作品，從各方各面探討活用生物學改善世界的方法。」 ──珍．梅特卡夫Jane Metcalfe／《連線》
（Wired）雜誌共同創辦人、NEO.LIFE執行長 「《未來的造物者》是一部極富趣味的作品，講述DNA世界從解讀遺傳密碼到編輯與編寫密碼的變
遷。艾美．韋伯與安德魯．海瑟接著帶領讀者展開探索之旅，探討新科技可能造就的種種全球革新。」 ──J．克雷．凡特J. Craig Venter／人類基
因體定序先驅，《生命速度的生命》（Life at the Speed of Life）作者 「這是本出色又平易近人的書。只有在瞭解我們與未來世代能如何運用合成
生物學工具，改變內在與周遭世界之時，我們才稱得上是能夠控制自身未來的二十一世紀有識之士，而《未來的造物者》正是帶我們認識這一切的
必讀指南。」 ──傑米．梅澤Jamie Metzl／世衛人類基因組編輯專家委員會成員、《駭入達爾文》（Hacking Darwin）作者 「你也許還沒發現，
你的生命──以及全世界的生命──都將改頭換面，合成生物學將透過改寫基因與客製化藥物改變一切。《未來的造物者》是本親切好讀，卻也相當
犀利的書，引領我們認識未來美麗世界的各種機會、風險與道德難題。」 ──史蒂芬．斯托加茨Steven Strogatz／紐約時報暢銷書《無限的力量》
（Infinite Powers）作者 「艾美．韋伯與安德魯．海瑟藉由這部不可或缺的指南，帶我們瞭解生物科技的新疆界，並提出我們現在就該考慮的重要
問題與解決方法。本書是企業領袖們的必要讀物。」 ──貝絲．康斯塔克Beth Comstock／奇異公司前副總裁、《勇往直前》（Imagine It
面向。這是國防專家與防禦規劃者必讀的優秀作品，能幫助讀者瞭解未來生物科技爭霸賽中種種複雜的因素。」 ──傑克．索堤亞蒂斯Jake
Sotiriadis／美國空軍首席未來學家 「我們現在可以用類似電腦編程的方式改寫生物系統的程序了，人工智慧與機器學習更是加速了合成生物學的
創新與應用。《未來的造物者》以易讀又有趣的文字，描繪了結合多領域的合成生物學，並講述它對我們生命造成的永久改變。」 ──雷娜．埃卡
劉比Rana el Kaliouby／Smart Eye副執行長、《解碼女孩》（Girl Decoded）作者 「合成生物學最近期的創新，究竟是終結災難的奇蹟，還是導
向全新生活方式的大突破？這是未來學家艾美．韋伯與微生物學家安德魯．海瑟在這本有趣的書中為我們探討的問題。」 ──伊恩．布雷默Ian
Bremmer／紐約時報暢銷書《危機的力量》（The Power of Crisis）作者 「《未來的造物者》實為佳作，將基因編碼比喻為撰寫未來故事的字
母。艾美．韋伯與安德魯．海瑟將合成生物學這極為複雜的主題寫得清晰易懂，並以犀利的文字與一針見血的剖析了科學之神祕及二十一世紀人道
主義。」 ──亞歷克．羅斯Alec Ross／《未來產業》（The Industries of the Future）與《大失衡》（The Raging 2020s）作者 &
79 折 特價 435 元
加入購物車
圖解生命科學 更新版
高慧芸、李銘杰、林峻宇、陳弘昕、傅珀瑩、林俸瑜、江君理、劉思廷、楊健志 著
易博士 出版
2022/11/17 出版
生命科學是所有理科中最切身可感、令人驚嘆的一門學問。用實證的科學方法打開生命之門，既大跨距探究數千萬年來的生命起源、演化，涉足無
數的生物與生態系，又窮極細微地推敲個別細胞、胞器、分子等生命運作原理和遺傳訊息。其研究結果又往往呼應著人文精神，傳達出各種生物獨
特的生命之美與不可或缺的重要性，而成為現代科技發展的基礎和指標。 自從人類解開DNA分子結構後，生物學也從過去探尋生命起源、生理運
究。 生命科學不只是要了解生命，還希望提升總體生命的價值，例如，共存於地球的所有生物實際上相互依賴，永續發展的前提必須尊重生命、
維持生物多樣性；目前人類以犧牲環境換得文明進步，但若利用廢棄物製成生質能源，就能降低對環境的傷害；透過基因改造，像是將胡蘿蔔素A
置入稻米中、或是在農作物中殖入抗旱基因使其具有抗旱特性等，藉以提升營養成分、解決糧食短缺的問題；又如透過儲存臍帶血來儲備幹細胞，
79 折 特價 276 元
加入購物車
壽命天註定？──揭開生命週期、老化與死亡的關鍵機制
強納森．席佛頓 著
貓頭鷹 出版
2022/11/05 出版
在過去兩百年間，人類壽命似乎不斷延長 如果繼續演化，我們能不能達到長生不老，直至「萬壽無疆」？ 邵廣昭（中研院生物多樣性研究中心研
究員兼執行長）名詞審訂 生態演化專家王俊能、李家維、胡哲明、蔣鎮宇一致推薦 & 你知道嗎？只要努力活到105歲，你就不會繼續變老！ 為什
麼萬物的生命有長有短？ 所有的生命都難逃一死，但死亡的年紀未必相同，例如果蠅孵化後只能活幾個小時，地球最長壽的生物奧氏蜜環菌
們的壽命，我們又為什麼會變老？ & 有那些因素決定壽命長度？ 古人認為：生物的壽命長短與體型呈正比，科學也證實了大型生物似乎具有更良
好的抗癌能力。生態演化學家席佛頓由此開始，帶我們探討自古以來人類對生命、衰老與死亡的各種探索與研究發現。例如： 為什麼有些生物在
繁殖後就會立刻死亡？ 人類是在生命中的哪個時間點開始老化？ 控制壽命長度的基因開關是否存在？ 新陳代謝快的生物，壽命是不是也會比較
79 折 特價 308 元
加入購物車
生命之鑰：諾貝爾獎得主親撰 一場對生命奧祕的美麗探索
保羅．納斯爵士 著
三采 出版
2021/12/03 出版
諾貝爾生理學／醫學獎得主首部著作 一場對生命奧祕的美麗探索 & 人類長久以來的不解之謎： 「生命究竟是怎麼一回事？」 本書就是最佳解
答！ & ★ 英國Amazon 4.7星好評 ★ 臺北醫學大學醫學系生理學科教授 ── 林則彬 專業審訂 & 我們周遭充滿著生命，豐富多元且卓越非凡。
但生命究竟是怎麼一回事？世界又是如何運行？ 面對氣候變遷、流行疾病、生物多樣性的消失，到底什麼才是正解？ 隨著我們對生命有更多了
喻， 第一人稱講述生物學發展歷程，帶領讀者體驗科學發現的快感， 進行一場對生命起源、生物演化最美麗的探索！ & ──────── 從生物學5
大關鍵探索生命的奧祕 ──────── & 「細胞」：細胞會成長、繁殖、維生，並在所有過程中展現出一種目標感，一種不論如何都迫切要堅持、
活著和繁殖的目標感。 & 「基因」：沒有基因就不可能會有生命，每個新世代的細胞和生物都必須繼承遺傳指令，使其生長、發揮功能和繁殖。
這些基礎過程以某種微小的分子規模集體運作，結合創造出世界萬物。 & 「由訊息組成的生命」：越了解生物如何管理內部訊息，就不只是能描
述其複雜性，還能理解生物是如何將訊息轉化為有意義的知識，進而完成生存、成長、繁殖和演化的目的。 & ▌如果你有以下情況，請立即購入本
79 折 特價 316 元
加入購物車
形式的起源：萬物形式演變之謎，自然物和人造物的設計美學×科學探索